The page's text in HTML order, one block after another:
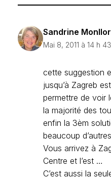
Sandrine Monllor
Mai 8, 2011 à 14 h
cette suggestion
jusqu’à Zagreb
permettre de voir
la majorité des
enfin la 3èm
beaucoup
Vous arrivez à
Centre et l’est …
C’est aussi la